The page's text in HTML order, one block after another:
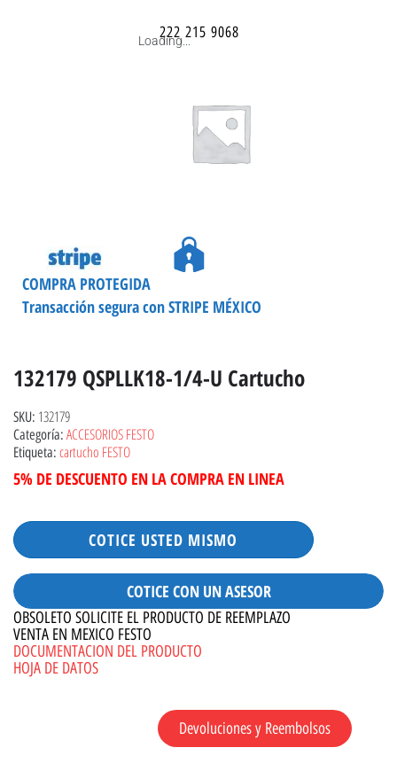
222 215 9068
Loading...
Transacción segura con STRIPE MÉXICO
COMPRA PROTEGIDA
132179 QSPLLK18-1/4-U Cartucho
SKU: 132179
Categoría: ACCESORIOS FESTO
Etiqueta: cartucho FESTO
5% DE DESCUENTO EN LA COMPRA EN LINEA
COTICE USTED MISMO
COTICE CON UN ASESOR
OBSOLETO SOLICITE EL PRODUCTO DE REEMPLAZO
VENTA EN MEXICO FESTO
DOCUMENTACION DEL PRODUCTO
HOJA DE DATOS
Devoluciones y Reembolsos